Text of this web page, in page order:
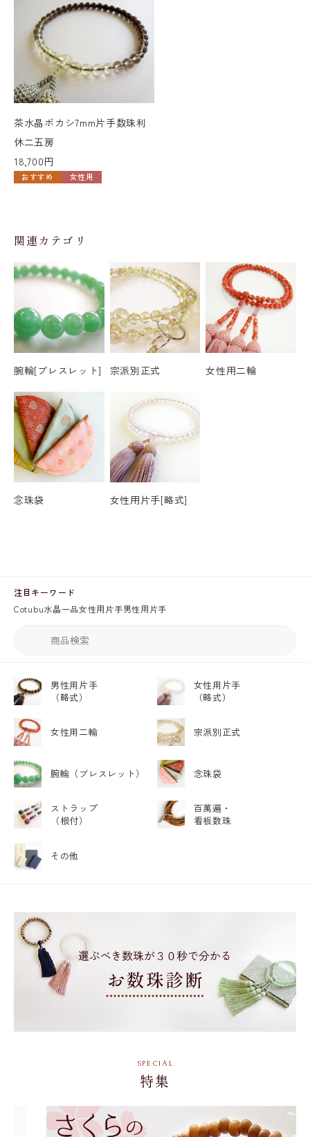
注目キーワード
Cotubu水晶一品女性用片手男性用片手
男性用片手
（略式）
女性用片手
（略式）
女性用二輪 宗派別正式
腕輪 （ブレスレット） 念珠袋
ストラップ
（根付）
百萬遍・
看板数珠
その他
茶水晶ボカシ7mm片手数珠利
休二五房
18,700円
おすすめ 女性用
関連カテゴリ
腕輪[ブレスレット] 宗派別正式 女性用二輪
念珠袋 女性用片手[略式]
特集